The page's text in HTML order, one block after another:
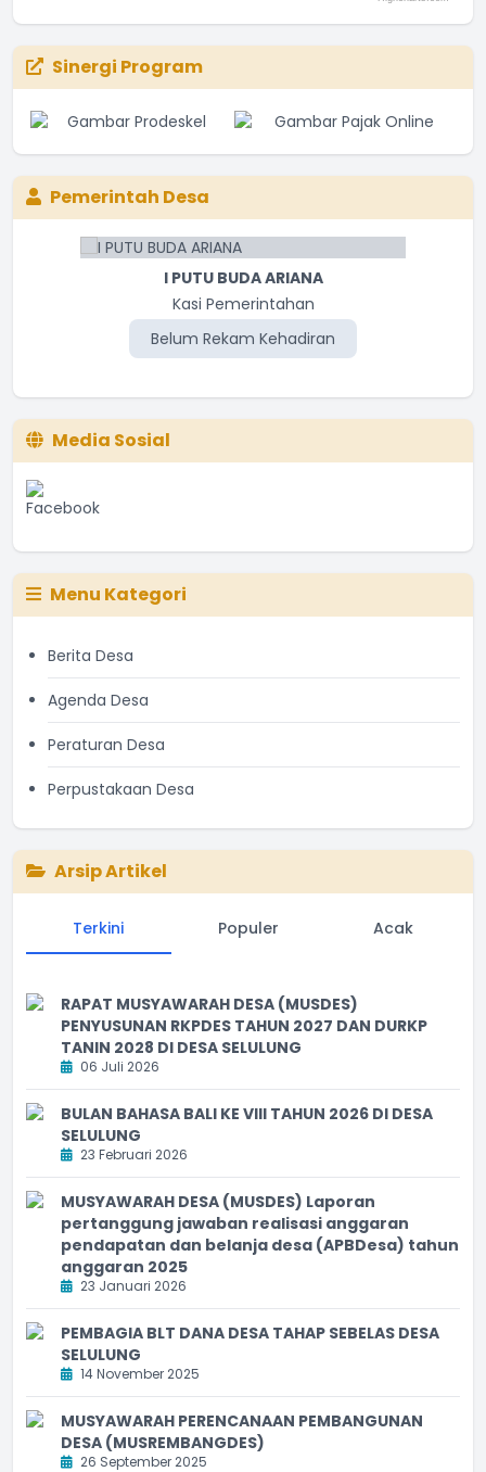
Sinergi Program
Pemerintah Desa
I PUTU BUDA ARIANA
Kasi Pemerintahan
Belum Rekam Kehadiran
Media Sosial
Menu Kategori
Berita Desa
Agenda Desa
Peraturan Desa
Perpustakaan Desa
Arsip Artikel
Terkini Populer Acak
RAPAT MUSYAWARAH DESA (MUSDES)
PENYUSUNAN RKPDES TAHUN 2027 DAN DURKP
TANIN 2028 DI DESA SELULUNG
06 Juli 2026
BULAN BAHASA BALI KE VIII TAHUN 2026 DI DESA
SELULUNG
23 Februari 2026
MUSYAWARAH DESA (MUSDES) Laporan
pertanggung jawaban realisasi anggaran
pendapatan dan belanja desa (APBDesa) tahun
anggaran 2025
23 Januari 2026
PEMBAGIA BLT DANA DESA TAHAP SEBELAS DESA
SELULUNG
14 November 2025
MUSYAWARAH PERENCANAAN PEMBANGUNAN
DESA (MUSREMBANGDES)
26 September 2025